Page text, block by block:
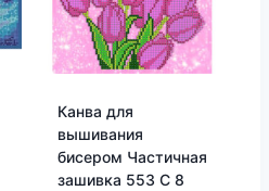
Канва для
вышивания
бисером Частичная
зашивка 553 С 8